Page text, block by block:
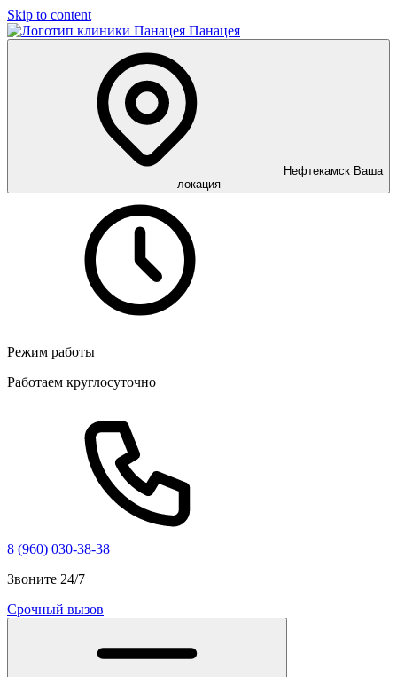
Skip to content
Панацея
Нефтекамск Ваша
локация
Режим работы
Работаем круглосуточно
8 (960) 030-38-38
Звоните 24/7
Срочный вызов